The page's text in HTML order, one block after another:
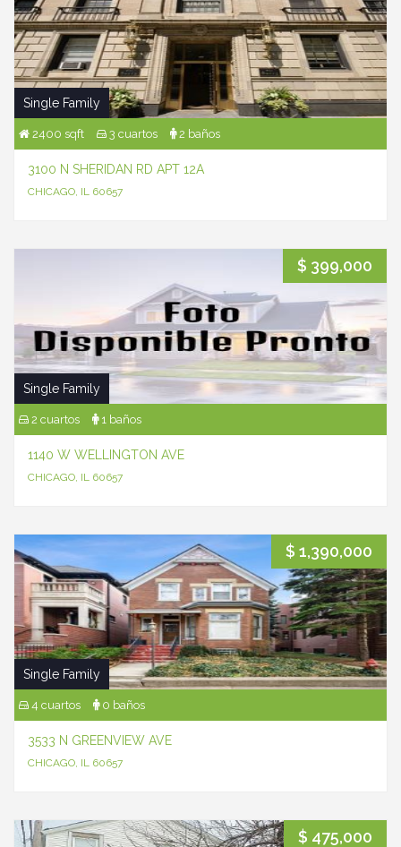
Single Family
2400 sqft 3 cuartos 2 baños
3100 N SHERIDAN RD APT 12A
CHICAGO, IL 60657
$ 399,000
Single Family
2 cuartos 1 baños
1140 W WELLINGTON AVE
CHICAGO, IL 60657
$ 1,390,000
Single Family
4 cuartos 0 baños
3533 N GREENVIEW AVE
CHICAGO, IL 60657
$ 475,000